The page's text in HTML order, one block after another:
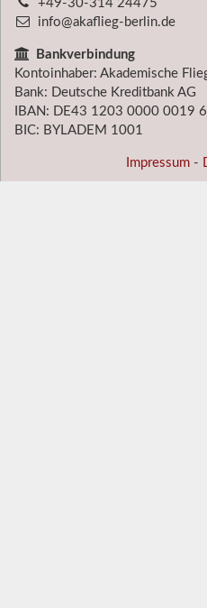
+49-30-314 24475
info@akaflieg-berlin.de
Bankverbindung
Kontoinhaber: Akademische
Bank: Deutsche Kreditbank AG
IBAN: DE43 1203 0000 0019
BIC: BYLADEM 1001
Impressum -